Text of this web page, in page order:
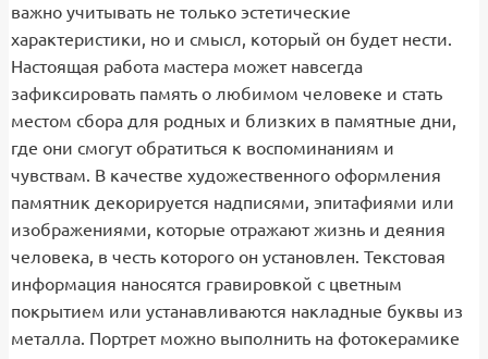
важно учитывать не только эстетические
характеристики, но и смысл, который он будет нести.
Настоящая работа мастера может навсегда
зафиксировать память о любимом человеке и стать
местом сбора для родных и близких в памятные дни,
где они смогут обратиться к воспоминаниям и
чувствам. В качестве художественного оформления
памятник декорируется надписями, эпитафиями или
изображениями, которые отражают жизнь и деяния
человека, в честь которого он установлен. Текстовая
информация наносятся гравировкой с цветным
покрытием или устанавливаются накладные буквы из
металла. Портрет можно выполнить на фотокерамике